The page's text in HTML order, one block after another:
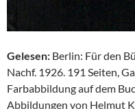
Gelesen: Berlin: Für den
Nachf. 1926. 191 Seiten,
Farbabbildung auf dem
Abbildungen von Helmut